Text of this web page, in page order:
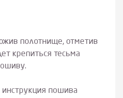
полотнище, отметив
крепиться тесьма
инструкция пошива